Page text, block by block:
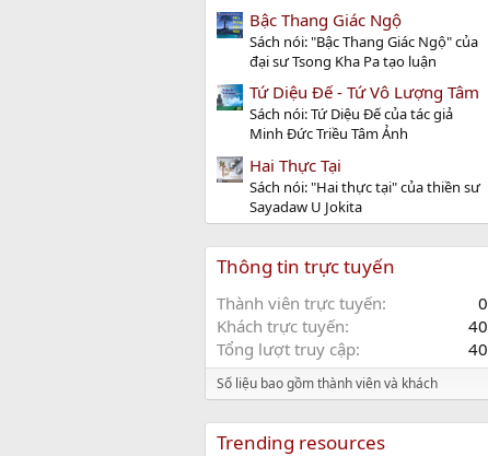
Bậc Thang Giác Ngộ
Sách nói: "Bậc Thang Giác Ngộ" của
đại sư Tsong Kha Pa tạo luận
Tứ Diệu Đế - Tứ Vô Lượng Tâm
Sách nói: Tứ Diệu Đế của tác giả
Minh Đức Triều Tâm Ảnh
Hai Thực Tại
Sách nói: "Hai thực tại" của thiền sư
Sayadaw U Jokita
Thông tin trực tuyến
Thành viên trực tuyến
0
Khách trực tuyến
40
Tổng lượt truy cập
40
Số liệu bao gồm thành viên và khách
Trending resources